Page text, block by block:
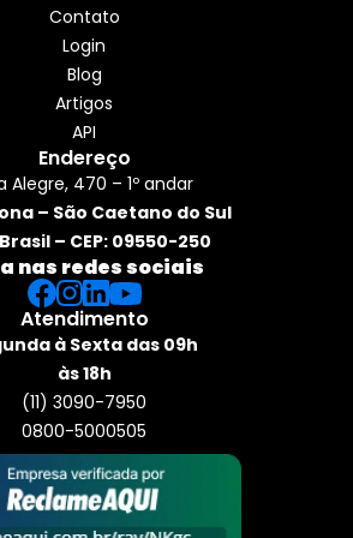
Contato
Login
Blog
Artigos
API
Endereço
Alegre, 470 – 1º andar
– São Caetano do Sul
Brasil – CEP: 09550-250
nas redes sociais
Atendimento
à Sexta das 09h
às 18h
(11) 3090-7950
0800-5000505